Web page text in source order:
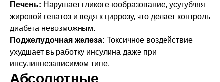
Печень: Нарушает гликогенообразование, усугубляя
жировой гепатоз и ведя к циррозу, что делает контроль
диабета невозможным.
Поджелудочная железа: Токсичное воздействие
ухудшает выработку инсулина даже при
инсулиннезависимом типе.
Абсолютные